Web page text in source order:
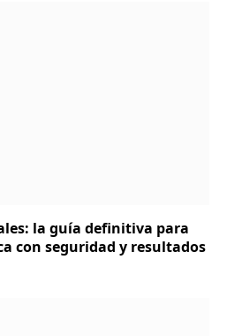
la guía definitiva para
con seguridad y resultados